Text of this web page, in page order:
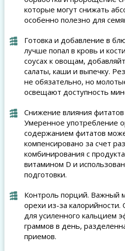
которые могут снижать
особенно полезно для
Готовка и добавление в
лучше попал в кровь и
соусах к овощам,
салаты, каши и выпечку.
не обязательно, но
освещают доступность
Снижение влияния фитатов
Умеренное употребление
содержанием фитатов
компенсировано за счет
комбинирования с
витамином D и
подготовки.
Контроль порций. Важный
орехи из-за
для усиленного кальцием
граммов в день,
приемов.